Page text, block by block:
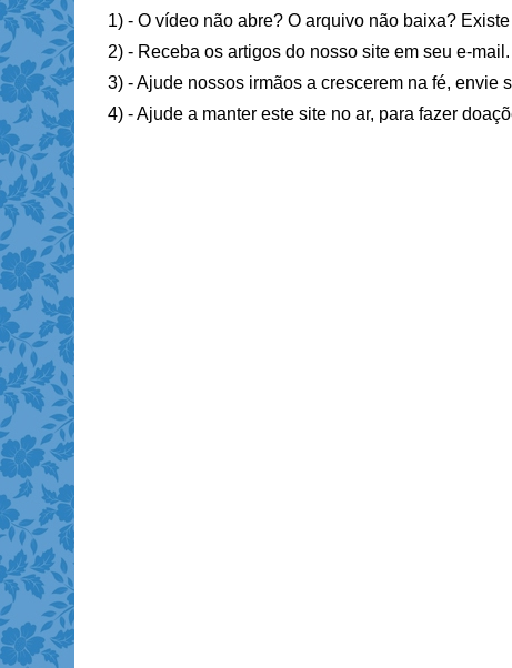
1) - O vídeo não abre? O arquivo não baixa?
2) - Receba os artigos do nosso site em seu e-mail.
3) - Ajude nossos irmãos a crescerem na fé, envie
4) - Ajude a manter este site no ar, para fazer